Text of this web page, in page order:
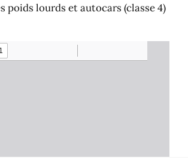
poids lourds et autocars (classe 4)